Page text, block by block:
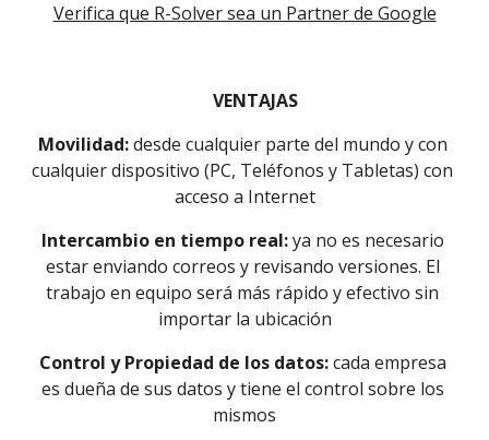
Verifica que R-Solver sea un Partner de Google
VENTAJAS
Movilidad: desde cualquier parte del mundo y con
cualquier dispositivo (PC, Teléfonos y Tabletas) con
acceso a Internet
Intercambio en tiempo real: ya no es necesario
estar enviando correos y revisando versiones. El
trabajo en equipo será más rápido y efectivo sin
importar la ubicación
Control y Propiedad de los datos: cada empresa
es dueña de sus datos y tiene el control sobre los
mismos